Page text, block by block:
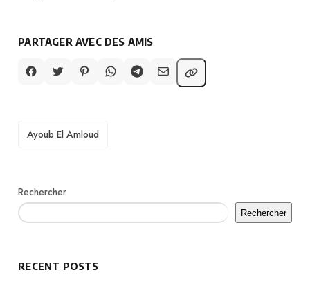
PARTAGER AVEC DES AMIS
TAGS
Ayoub El Amloud
Rechercher
Rechercher
RECENT POSTS